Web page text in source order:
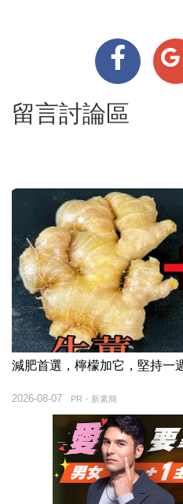
留言討論區
減肥首選，檸檬加它，堅持一
PR・新素簡
2026-08-07